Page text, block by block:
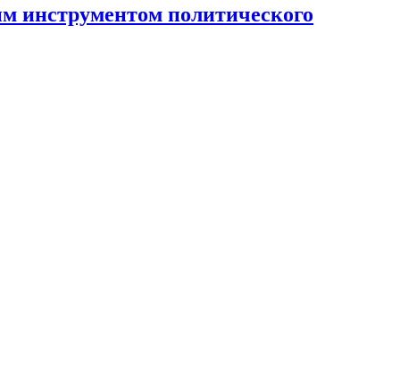
инструментом политического